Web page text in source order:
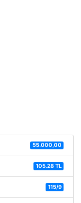
55.000,00
105.28 TL
115/9